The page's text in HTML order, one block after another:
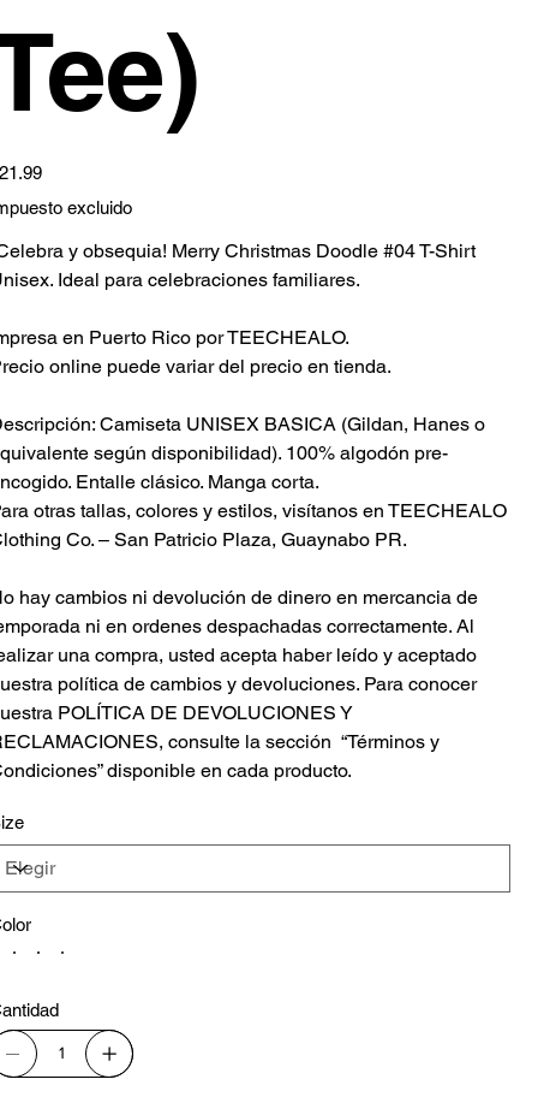
excluido
y obsequia! Merry Christmas Doodle #04 T-Shirt
Ideal para celebraciones familiares.
en Puerto Rico por TEECHEALO.
online puede variar del precio en tienda.
Camiseta UNISEX BASICA (Gildan, Hanes o
según disponibilidad). 100% algodón pre-
Entalle clásico. Manga corta.
otras tallas, colores y estilos, visítanos en TEECHEALO
Co. – San Patricio Plaza, Guaynabo PR.
hay cambios ni devolución de dinero en mercancia de
ni en ordenes despachadas correctamente. Al
una compra, usted acepta haber leído y aceptado
política de cambios y devoluciones. Para conocer
POLÍTICA DE DEVOLUCIONES Y
consulte la sección “Términos y
disponible en cada producto.